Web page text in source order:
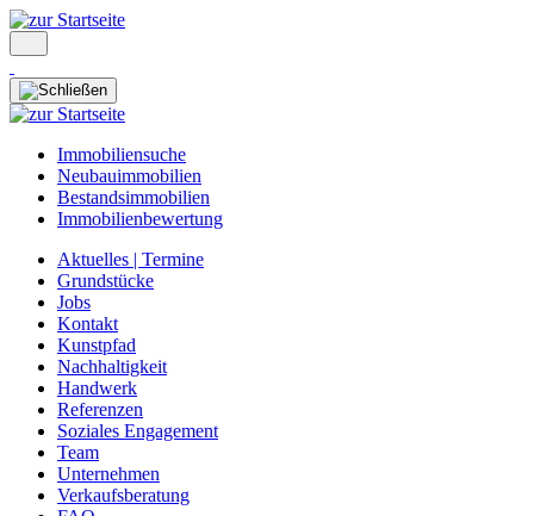
Immobiliensuche
Neubauimmobilien
Bestandsimmobilien
Immobilienbewertung
Aktuelles | Termine
Grundstücke
Jobs
Kontakt
Kunstpfad
Nachhaltigkeit
Handwerk
Referenzen
Soziales Engagement
Team
Unternehmen
Verkaufsberatung